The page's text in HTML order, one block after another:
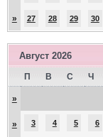
» 27 28 29 30
Август 2026
П В С Ч
»
» 3 4 5 6